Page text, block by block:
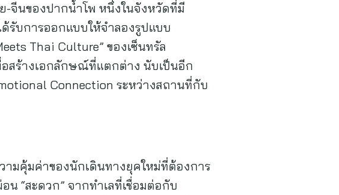
-จีนของปากน้ำโพ หนึ่งในจังหวัดที่มี
รับการออกแบบให้จำลองรูปแบบ
Thai Culture” ของเซ็นทรัล
สร้างเอกลักษณ์ที่แตกต่าง นับเป็นอีก
Connection ระหว่างสถานที่กับ
ามคุ้มค่าของนักเดินทางยุคใหม่ที่ต้องการ
“สะดวก” จากทำเลที่เชื่อมต่อกับ